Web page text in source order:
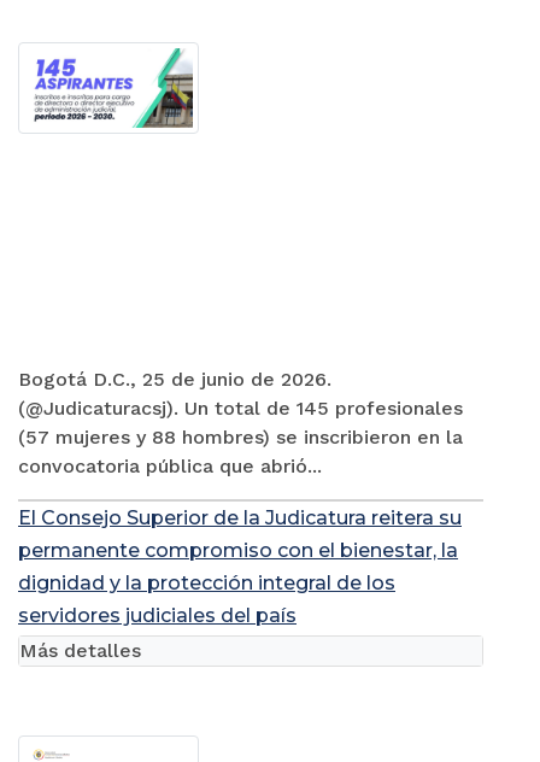
Bogotá D.C., 25 de junio de 2026.
(@Judicaturacsj). Un total de 145 profesionales
(57 mujeres y 88 hombres) se inscribieron en la
convocatoria pública que abrió...
El Consejo Superior de la Judicatura reitera su
permanente compromiso con el bienestar, la
dignidad y la protección integral de los
servidores judiciales del país
Más detalles